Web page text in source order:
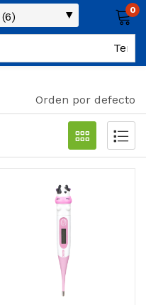
0
Orden por defecto